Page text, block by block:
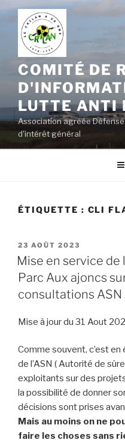
Aller
contenu
principal
COMITÉ DE
LUTTE ANTI
Association agréée
d'intérêt général
ÉTIQUETTE : CLI
PUBLIÉ
LE
23 AOÛT 2023
Mise en service de
Parc Aux ajoncs
consultations ASN
Mise à jour du 31 Aout
Comme souvent, c’est en
de l’ASN ( Autorité de
exploitants sur des
la possibilité de donner
décisions sont prises
Mais au moins on ne
faire les choses sans